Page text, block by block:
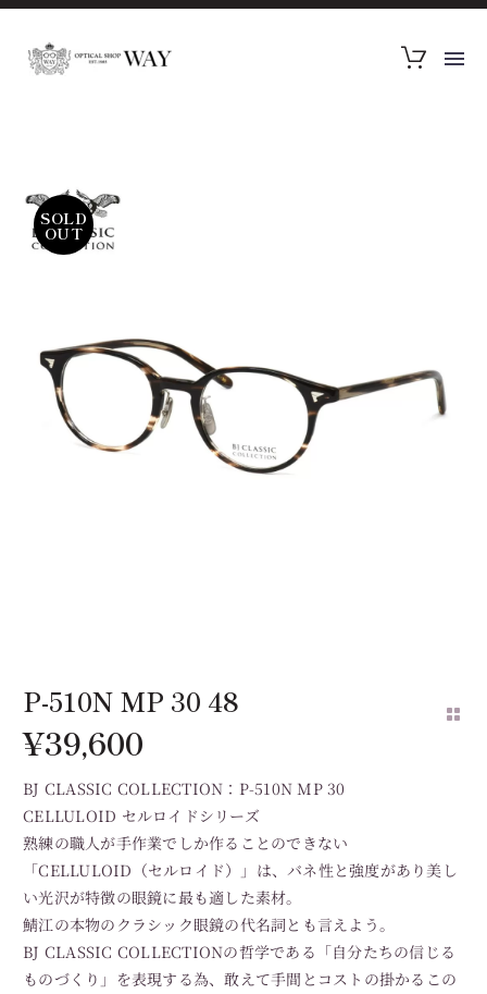
SOLD
OUT
P-510N MP 30 48
¥39,600
BJ CLASSIC COLLECTION：P-510N MP 30
CELLULOID セルロイドシリーズ
熟練の職人が手作業でしか作ることのできない
「CELLULOID（セルロイド）」は、バネ性と強度があり美し
い光沢が特徴の眼鏡に最も適した素材。
鯖江の本物のクラシック眼鏡の代名詞とも言えよう。
BJ CLASSIC COLLECTIONの哲学である「自分たちの信じる
ものづくり」を表現する為、敢えて手間とコストの掛かるこの